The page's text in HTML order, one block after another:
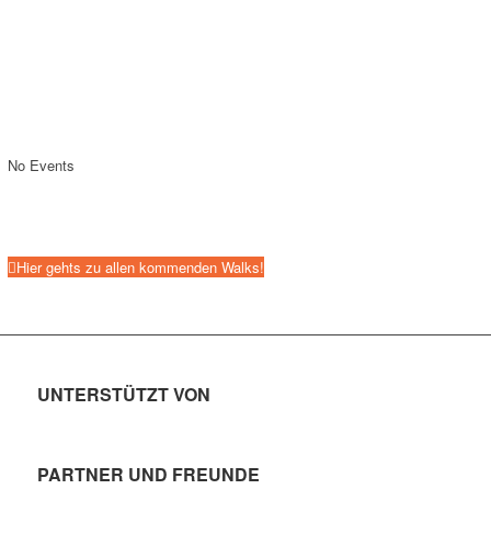
No Events
Hier gehts zu allen kommenden Walks!
UNTERSTÜTZT VON
PARTNER UND FREUNDE